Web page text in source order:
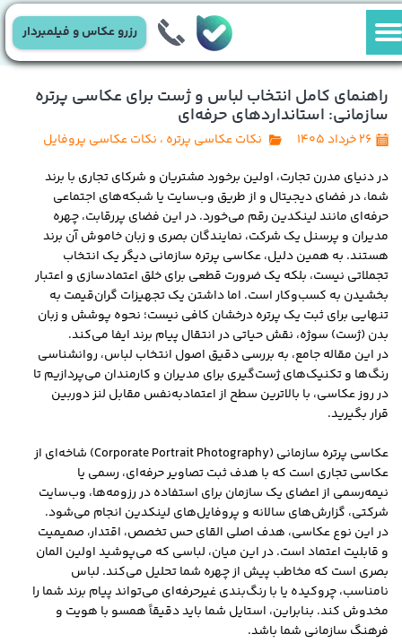
رزرو عکاس و فیلمبردار
راهنمای کامل انتخاب لباس و ژست برای عکاسی پرتره
سازمانی: استانداردهای حرفه‌ای
۲۶ خرداد ۱۴۰۵ نکات عکاسی پرتره ، نکات عکاسی پروفایل
در دنیای مدرن تجارت، اولین برخورد مشتریان و شرکای تجاری با برند
شما، در فضای دیجیتال و از طریق وب‌سایت یا شبکه‌های اجتماعی
حرفه‌ای مانند لینکدین رقم می‌خورد. در این فضای پررقابت، چهره
مدیران و پرسنل یک شرکت، نمایندگان بصری و زبان خاموش آن برند
هستند. به همین دلیل، عکاسی پرتره سازمانی دیگر یک انتخاب
تجملاتی نیست، بلکه یک ضرورت قطعی برای خلق اعتمادسازی و اعتبار
بخشیدن به کسب‌وکار است. اما داشتن یک تجهیزات گران‌قیمت به
تنهایی برای ثبت یک پرتره درخشان کافی نیست؛ نحوه پوشش و زبان
بدن (ژست) سوژه، نقش حیاتی در انتقال پیام برند ایفا می‌کند.
در این مقاله جامع، به بررسی دقیق اصول انتخاب لباس، روانشناسی
رنگ‌ها و تکنیک‌های ژست‌گیری برای مدیران و کارمندان می‌پردازیم تا
در روز عکاسی، با بالاترین سطح از اعتمادبه‌نفس مقابل لنز دوربین
قرار بگیرید.
عکاسی پرتره سازمانی (Corporate Portrait Photography) شاخه‌ای از
عکاسی تجاری است که با هدف ثبت تصاویر حرفه‌ای، رسمی یا
نیمه‌رسمی از اعضای یک سازمان برای استفاده در رزومه‌ها، وب‌سایت
شرکتی، گزارش‌های سالانه و پروفایل‌های لینکدین انجام می‌شود.
در این نوع عکاسی، هدف اصلی القای حس تخصص، اقتدار، صمیمیت
و قابلیت اعتماد است. در این میان، لباسی که می‌پوشید اولین المان
بصری است که مخاطب پیش از چهره شما تحلیل می‌کند. لباس
نامناسب، چروکیده یا با رنگ‌بندی غیرحرفه‌ای می‌تواند پیام برند شما را
مخدوش کند. بنابراین، استایل شما باید دقیقاً همسو با هویت و
فرهنگ سازمانی شما باشد.